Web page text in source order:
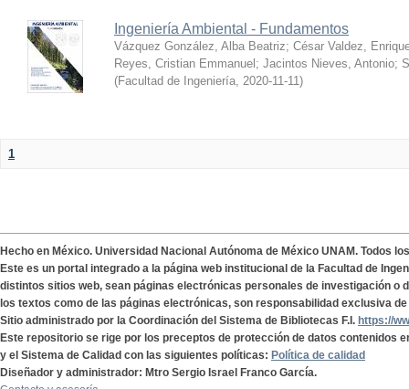
Ingeniería Ambiental - Fundamentos
Vázquez González, Alba Beatriz; César Valdez,
Reyes, Cristian Emmanuel ; Jacintos Nieves, Antonio;
(Facultad de Ingeniería, 2020-11-11)
1
Hecho en México. Universidad Nacional Autónoma de México UNAM. Todos
Este es un portal integrado a la página web institucional de la Facultad de
distintos sitios web, sean páginas electrónicas personales de investigación o
los textos como de las páginas electrónicas, son responsabilidad exclusiva
Sitio administrado por la Coordinación del Sistema de Bibliotecas F.I. https://
Este repositorio se rige por los preceptos de protección de datos contenidos
y el Sistema de Calidad con las siguientes políticas: Política de calidad
Diseñador y administrador: Mtro Sergio Israel Franco García.